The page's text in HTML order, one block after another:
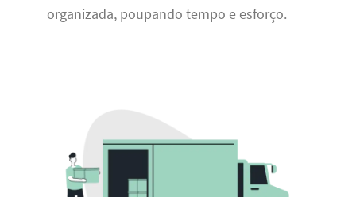
organizada, poupando tempo e esforço.